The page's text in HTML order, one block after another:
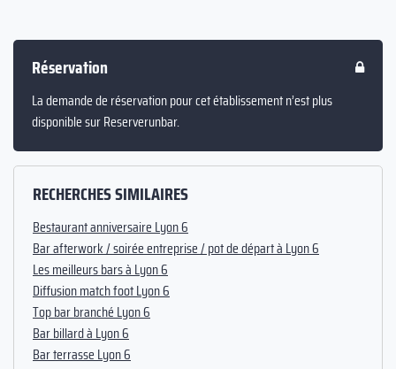
Réservation
La demande de réservation pour cet établissement n’est plus
disponible sur Reserverunbar.
RECHERCHES SIMILAIRES
Bestaurant anniversaire Lyon 6
Bar afterwork / soirée entreprise / pot de départ à Lyon 6
Les meilleurs bars à Lyon 6
Diffusion match foot Lyon 6
Top bar branché Lyon 6
Bar billard à Lyon 6
Bar terrasse Lyon 6